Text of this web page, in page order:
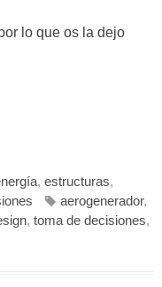
lo que os la dejo
, estructuras,
aerogenerador,
, toma de decisiones,